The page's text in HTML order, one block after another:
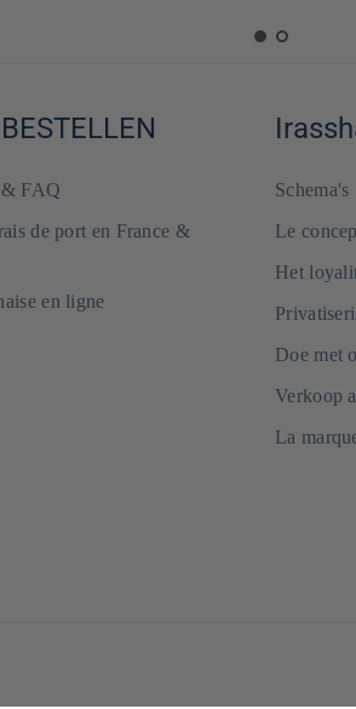
& FAQ
de port en France &
en ligne
Schema's
Le
Het
Doe met
Verkoop
La